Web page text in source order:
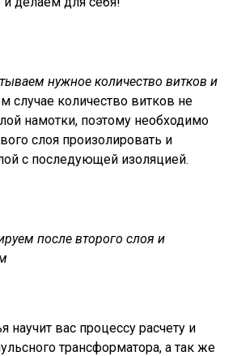
нужное количество витков и
случае количество витков не
намотки, поэтому необходимо
слоя произолировать и
с последующей изоляцией.
после второго слоя и
научит вас процессу расчету и
трансформатора, а так же